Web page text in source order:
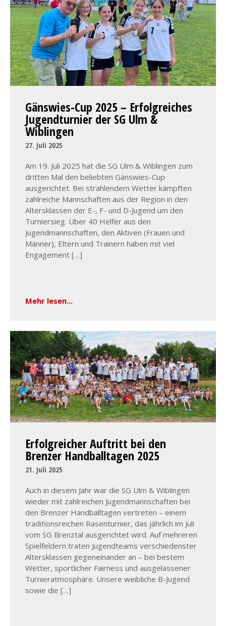
Gänswies-Cup 2025 – Erfolgreiches
Jugendturnier der SG Ulm &
Wiblingen
27. Juli 2025
Am 19. Juli 2025 hat die SG Ulm & Wiblingen zum
dritten Mal den beliebten Gänswies-Cup
ausgerichtet. Bei strahlendem Wetter kämpften
zahlreiche Mannschaften aus der Region in den
Altersklassen der E-, F- und D-Jugend um den
Turniersieg. Über 40 Helfer aus den
Jugendmannschaften, den Aktiven (Frauen und
Männer), Eltern und Trainern haben mit viel
Engagement […]
Mehr lesen...
Erfolgreicher Auftritt bei den
Brenzer Handballtagen 2025
21. Juli 2025
Auch in diesem Jahr war die SG Ulm & Wiblingen
wieder mit zahlreichen Jugendmannschaften bei
den Brenzer Handballtagen vertreten – einem
traditionsreichen Rasenturnier, das jährlich im Juli
vom SG Brenztal ausgerichtet wird. Auf mehreren
Spielfeldern traten Jugendteams verschiedenster
Altersklassen gegeneinander an – bei bestem
Wetter, sportlicher Fairness und ausgelassener
Turnieratmosphäre. Unsere weibliche B-Jugend
sowie die […]